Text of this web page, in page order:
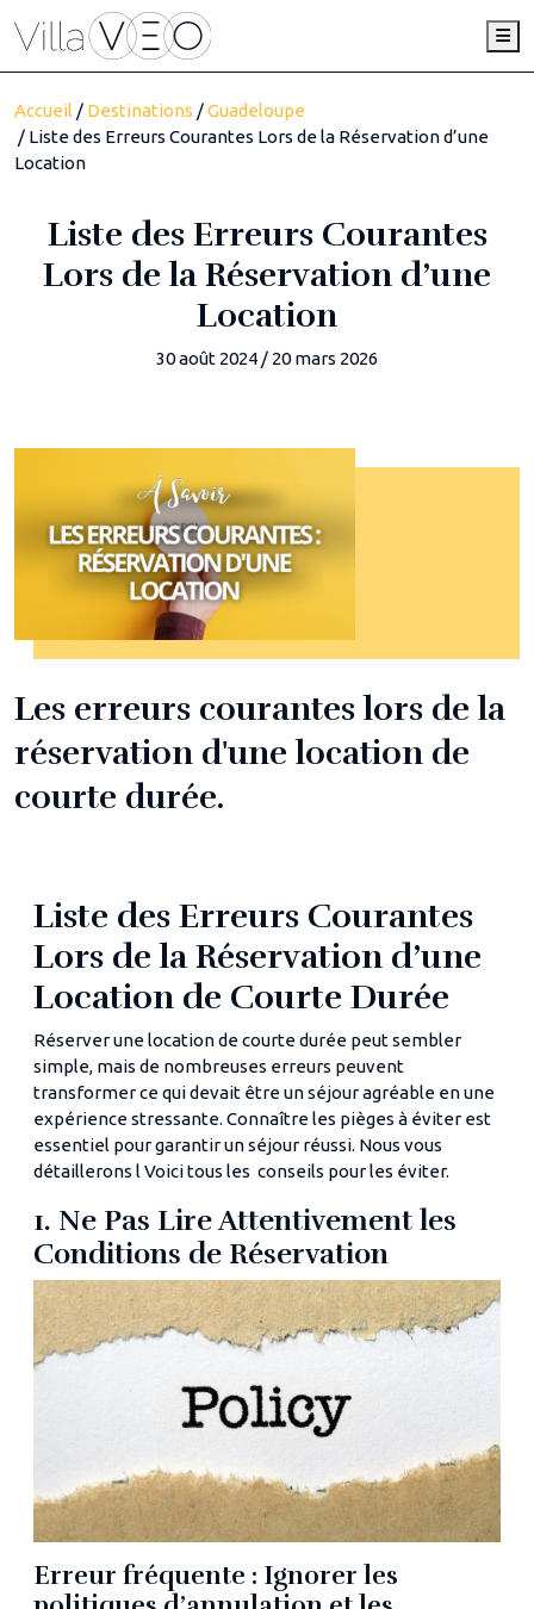
Accueil / Destinations /Guadeloupe
/ Liste des Erreurs Courantes Lors de la Réservation d’une
Location
Liste des Erreurs Courantes
Lors de la Réservation d’une
Location
30 août 2024 / 20 mars 2026
Les erreurs courantes lors de la
réservation d'une location de
courte durée.
Liste des Erreurs Courantes
Lors de la Réservation d’une
Location de Courte Durée
Réserver une location de courte durée peut sembler
simple, mais de nombreuses erreurs peuvent
transformer ce qui devait être un séjour agréable en une
expérience stressante. Connaître les pièges à éviter est
essentiel pour garantir un séjour réussi. Nous vous
détaillerons l Voici tous les conseils pour les éviter.
1. Ne Pas Lire Attentivement les
Conditions de Réservation
Erreur fréquente : Ignorer les